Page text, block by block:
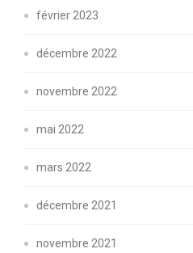
février 2023
décembre 2022
novembre 2022
mai 2022
mars 2022
décembre 2021
novembre 2021